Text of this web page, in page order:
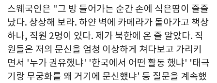
스웨국인은 "그 방 들어가는 순간 손에 식은땀이 줄줄
났다. 상상해 보라. 하얀 벽에 카메라가 돌아가고 책상
하나, 직원 2명이 있다. 제가 북한에 온 줄 알았다. 직
원들은 저의 문신을 엄청 이상하게 쳐다보고 가리키
면서 '누가 권유했냐' '한국에서 어떤 활동 했냐' '태극
기랑 무궁화를 왜 거기에 문신했냐' 등 질문을 계속했